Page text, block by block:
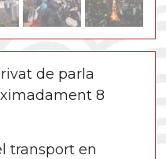
de parla
8
transport en